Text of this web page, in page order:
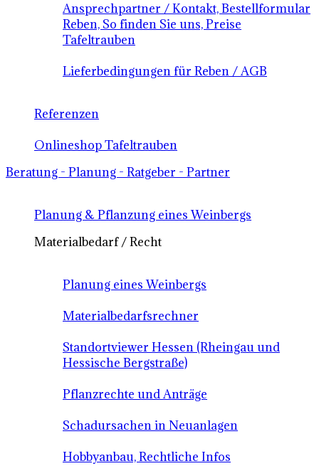
Ansprechpartner / Kontakt, Bestellformular
Reben, So finden Sie uns, Preise
Tafeltrauben
Lieferbedingungen für Reben / AGB
Referenzen
Onlineshop Tafeltrauben
Beratung - Planung - Ratgeber - Partner
Planung & Pflanzung eines Weinbergs
Materialbedarf / Recht
Planung eines Weinbergs
Materialbedarfsrechner
Standortviewer Hessen (Rheingau und
Hessische Bergstraße)
Pflanzrechte und Anträge
Schadursachen in Neuanlagen
Hobbyanbau, Rechtliche Infos